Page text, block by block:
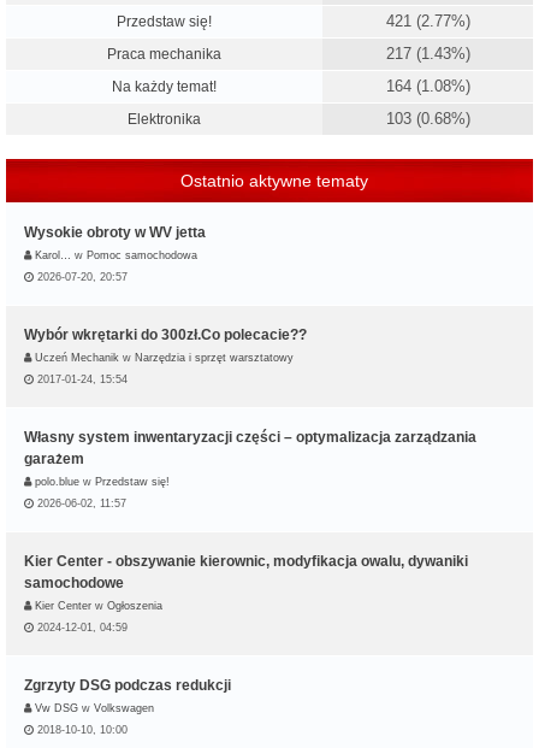
Przedstaw się! 421 (2.77%)
Praca mechanika 217 (1.43%)
Na każdy temat! 164 (1.08%)
Elektronika 103 (0.68%)
Ostatnio aktywne tematy
Wysokie obroty w WV jetta
Karol… w Pomoc samochodowa
2026-07-20, 20:57
Wybór wkrętarki do 300zł.Co polecacie??
Uczeń Mechanik w Narzędzia i sprzęt warsztatowy
2017-01-24, 15:54
Własny system inwentaryzacji części – optymalizacja zarządzania
garażem
polo.blue w Przedstaw się!
2026-06-02, 11:57
Kier Center - obszywanie kierownic, modyfikacja owalu, dywaniki
samochodowe
Kier Center w Ogłoszenia
2024-12-01, 04:59
Zgrzyty DSG podczas redukcji
Vw DSG w Volkswagen
2018-10-10, 10:00